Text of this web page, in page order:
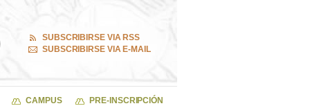
SUBSCRIBIRSE VIA RSS
SUBSCRIBIRSE VIA E-MAIL
CAMPUS PRE-INSCRIPCIÓN